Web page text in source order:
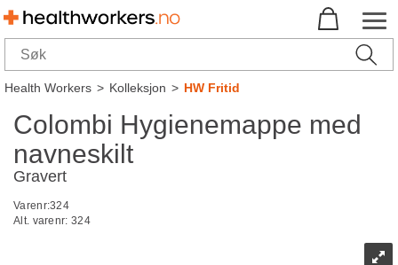
Health Workers>Kolleksjon>HW Fritid
Colombi Hygienemappe med
navneskilt
Gravert
Varenr:324
Alt. varenr: 324